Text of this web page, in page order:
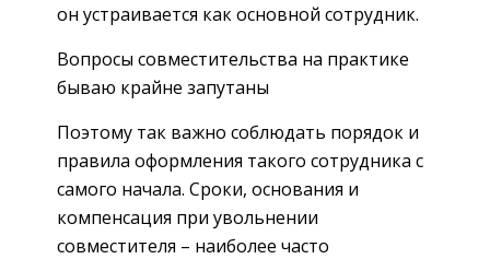
он устраивается как основной сотрудник.
Вопросы совместительства на практике
бываю крайне запутаны
Поэтому так важно соблюдать порядок и
правила оформления такого сотрудника с
самого начала. Сроки, основания и
компенсация при увольнении
совместителя – наиболее часто